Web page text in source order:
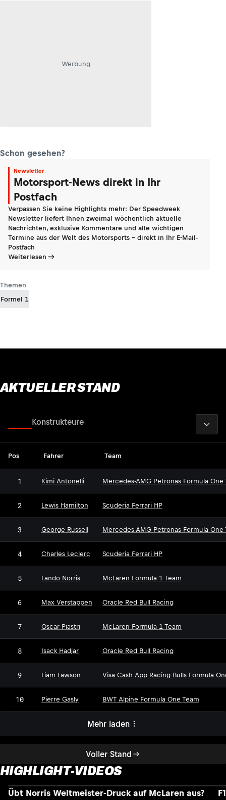
Werbung
Schon gesehen?
Newsletter
Motorsport-News direkt in Ihr
Postfach
Verpassen Sie keine Highlights mehr: Der Speedweek
Newsletter liefert Ihnen zweimal wöchentlich aktuelle
Nachrichten, exklusive Kommentare und alle wichtigen
Termine aus der Welt des Motorsports - direkt in Ihr E-Mail-
Postfach
Weiterlesen
Themen
Formel 1
AKTUELLER STAND
Voller Stand
Konstrukteure
Pos Fahrer Team
1 Kimi Antonelli Mercedes-AMG Petronas Formula One
2 Lewis Hamilton Scuderia Ferrari HP
3 George Russell Mercedes-AMG Petronas Formula One
4 Charles Leclerc Scuderia Ferrari HP
5 Lando Norris McLaren Formula 1 Team
6 Max Verstappen Oracle Red Bull Racing
7 Oscar Piastri McLaren Formula 1 Team
8 Isack Hadjar Oracle Red Bull Racing
9 Liam Lawson Visa Cash App Racing Bulls Formula
10 Pierre Gasly BWT Alpine Formula One Team
Mehr laden
HIGHLIGHT-VIDEOS
Übt Norris Weltmeister-Druck auf McLaren aus?